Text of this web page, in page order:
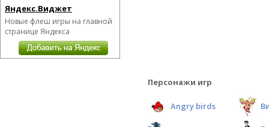
Яндекс.Виджет
Новые флеш игры на главной
странице Яндекса
Персонажи игр
Angry birds